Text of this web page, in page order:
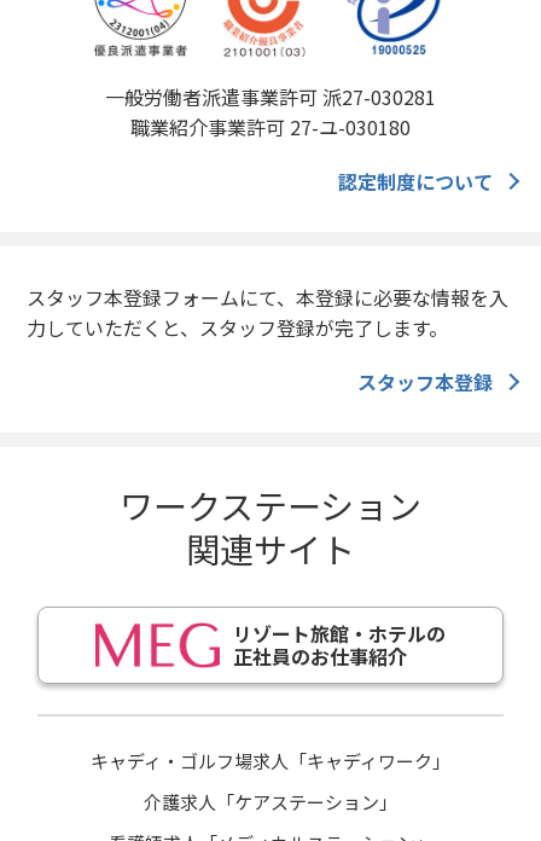
一般労働者派遣事業許可 派27-030281
職業紹介事業許可 27-ユ-030180
認定制度について
スタッフ本登録フォームにて、本登録に必要な情報を入
力していただくと、スタッフ登録が完了します。
スタッフ本登録
ワークステーション
関連サイト
リゾート旅館・ホテルの
正社員のお仕事紹介
キャディ・ゴルフ場求人「キャディワーク」
介護求人「ケアステーション」